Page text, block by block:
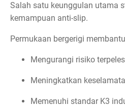
Salah satu keunggulan utama
kemampuan anti-slip.
Permukaan bergerigi
Mengurangi risiko
Meningkatkan
Memenuhi standar K3